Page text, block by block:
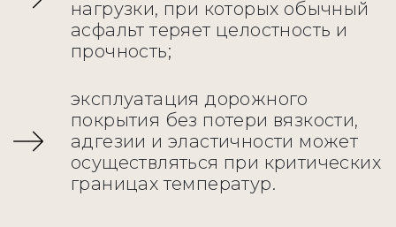
нагрузки, при которых обычный
асфальт теряет целостность и
прочность;
эксплуатация дорожного
покрытия без потери вязкости,
адгезии и эластичности может
осуществляться при критических
границах температур.